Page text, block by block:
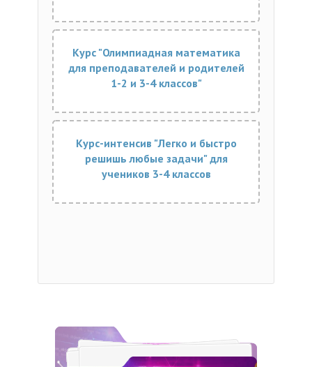
Курс "Олимпиадная математика
для преподавателей и родителей
1-2 и 3-4 классов"
Курс-интенсив "Легко и быстро
решишь любые задачи" для
учеников 3-4 классов